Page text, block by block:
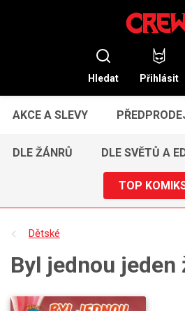
Hledat Přihlásit
AKCE A SLEVY
DLE ŽÁNRŮ DLE SVĚTŮ A
TOP
Dětské
Byl jednou